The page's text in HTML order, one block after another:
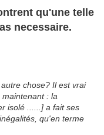
qu'une telle
necessaire.
chose? Il est vrai
: la
isolé ......] a fait ses
qu'en terme